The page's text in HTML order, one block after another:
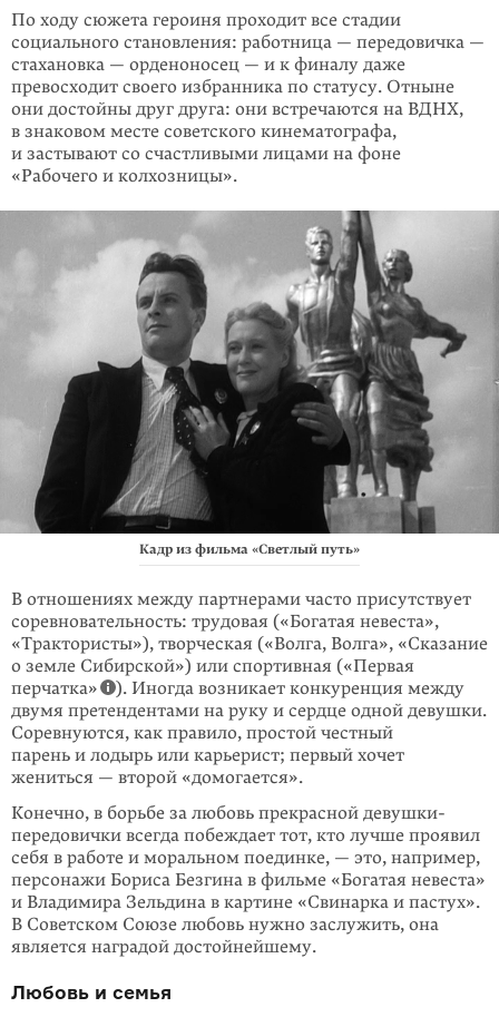
По ходу сюжета героиня проходит все стадии
социального становления: работница — передовичка —
стахановка — орденоносец — и к финалу даже
превосходит своего избранника по статусу. Отныне
они достойны друг друга: они встречаются на ВДНХ,
в знаковом месте советского кинематографа,
и застывают со счастливыми лицами на фоне
«Рабочего и колхозницы».
Кадр из фильма «Светлый путь»
В отношениях между партнерами часто присутствует
соревновательность: трудовая («Богатая невеста»,
«Трактористы»), творческая («Волга, Волга», «Сказание
о земле Сибирской») или спортивная («Первая
перчатка»
). Иногда возникает конкуренция между
двумя претендентами на руку и сердце одной девушки.
Соревнуются, как правило, простой честный
парень и лодырь или карьерист; первый хочет
жениться — второй «домогается».
Конечно, в борьбе за любовь прекрасной девушки-
передовички всегда побеждает тот, кто лучше проявил
себя в работе и моральном поединке, — это, например,
персонажи Бориса Безгина в фильме «Богатая невеста»
и Владимира Зельдина в картине «Свинарка и пастух».
В Советском Союзе любовь нужно заслужить, она
является наградой достойнейшему.
Любовь и семья